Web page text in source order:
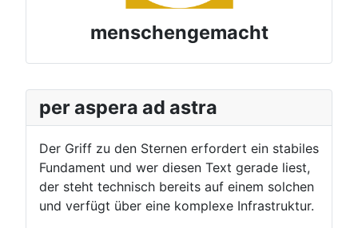
per aspera ad astra
Der Griff zu den Sternen erfordert ein stabiles
Fundament und wer diesen Text gerade liest,
der steht technisch bereits auf einem solchen
und verfügt über eine komplexe Infrastruktur.
menschengemacht